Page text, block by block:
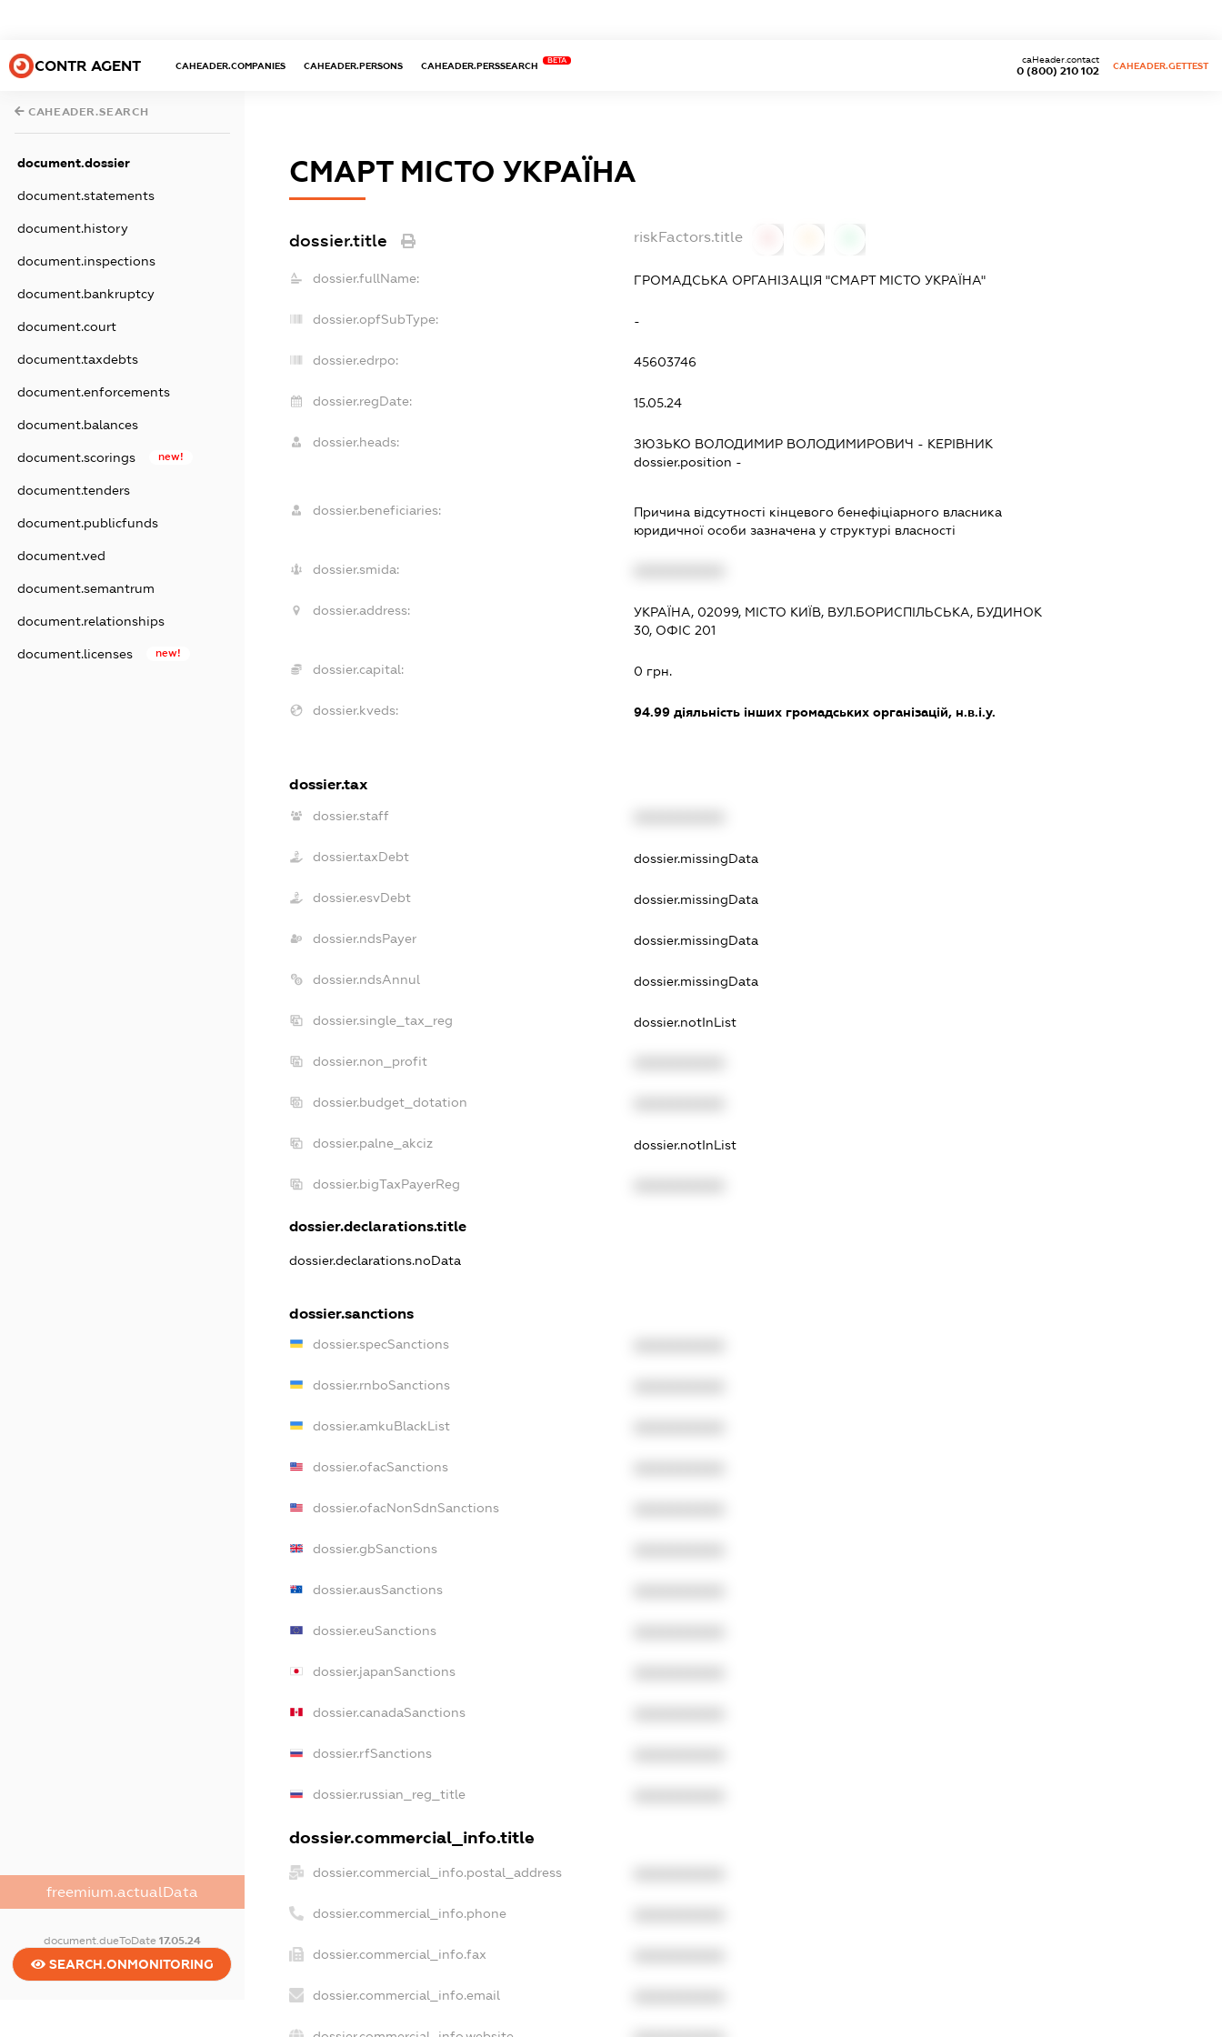
CONTR AGENT CAHEADER.COMPANIES CAHEADER.PERSONS CAHEADER.PERSSEARCH
BETA
0 (800) 210 102
caHeader.contact
CAHEADER.GETTEST
CAHEADER.SEARCH
document.dossier
document.statements
document.history
document.inspections
document.bankruptcy
document.court
document.taxdebts
document.enforcements
document.balances
document.scorings new!
document.tenders
document.publicfunds
document.ved
document.semantrum
document.relationships
document.licenses new!
freemium.actualData
document.dueToDate 17.05.24
SEARCH.ONMONITORING
СМАРТ МІСТО УКРАЇНА
dossier.title riskFactors.title
dossier.fullName: ГРОМАДСЬКА ОРГАНІЗАЦІЯ "СМАРТ МІСТО УКРАЇНА"
dossier.opfSubType: -
dossier.edrpo: 45603746
dossier.regDate: 15.05.24
dossier.heads: ЗЮЗЬКО ВОЛОДИМИР ВОЛОДИМИРОВИЧ - КЕРІВНИК
dossier.position -
dossier.beneficiaries:
Причина відсутності кінцевого бенефіціарного власника
юридичної особи зазначена у структурі власності
dossier.smida:
dossier.address:
УКРАЇНА, 02099, МІСТО КИЇВ, ВУЛ.БОРИСПІЛЬСЬКА, БУДИНОК
30, ОФІС 201
dossier.capital: 0 грн.
dossier.kveds: 94.99 діяльність інших громадських організацій, н.в.і.у.
dossier.tax
dossier.staff
dossier.taxDebt dossier.missingData
dossier.esvDebt dossier.missingData
dossier.ndsPayer dossier.missingData
dossier.ndsAnnul dossier.missingData
dossier.single_tax_reg dossier.notInList
dossier.non_profit
dossier.budget_dotation
dossier.palne_akciz dossier.notInList
dossier.bigTaxPayerReg
dossier.declarations.title
dossier.declarations.noData
dossier.sanctions
dossier.specSanctions
dossier.rnboSanctions
dossier.amkuBlackList
dossier.ofacSanctions
dossier.ofacNonSdnSanctions
dossier.gbSanctions
dossier.ausSanctions
dossier.euSanctions
dossier.japanSanctions
dossier.canadaSanctions
dossier.rfSanctions
dossier.russian_reg_title
dossier.commercial_info.title
dossier.commercial_info.postal_address
dossier.commercial_info.phone
dossier.commercial_info.fax
dossier.commercial_info.email